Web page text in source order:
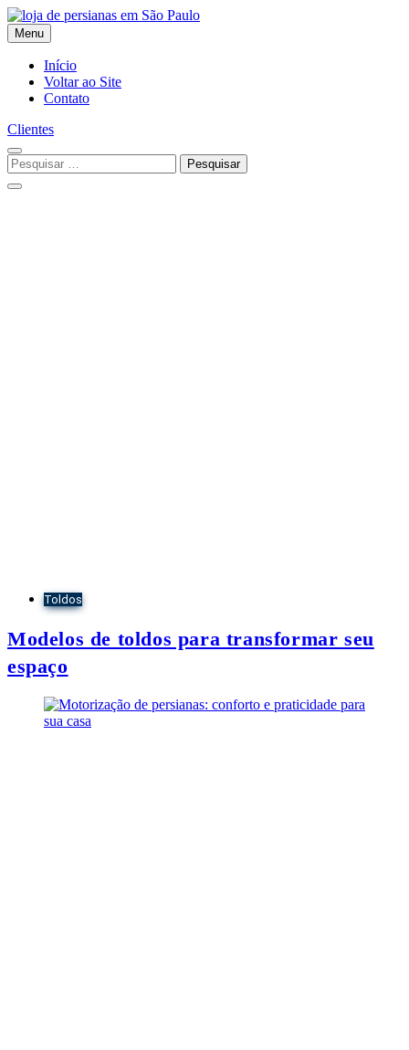
Skip
to
content
Flex Decora
Menu
Início
Voltar ao Site
Contato
Clientes
Pesquisar
por:
Toldos
Modelos de toldos para transformar seu
espaço